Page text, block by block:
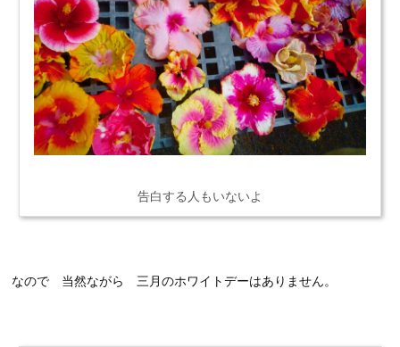
告白する人もいないよ
なので 当然ながら 三月のホワイトデーはありません。